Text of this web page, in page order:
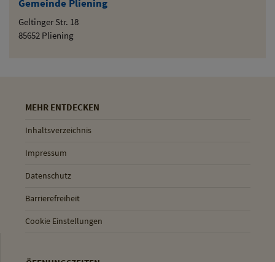
Gemeinde Pliening
Geltinger Str. 18
85652 Pliening
MEHR ENTDECKEN
Inhaltsverzeichnis
Impressum
Datenschutz
Barrierefreiheit
Cookie Einstellungen